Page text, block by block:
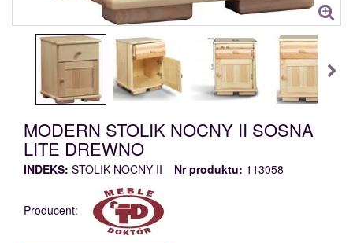
MODERN STOLIK NOCNY II SOSNA
LITE DREWNO
INDEKS: STOLIK NOCNY II Nr produktu: 113058
Producent: